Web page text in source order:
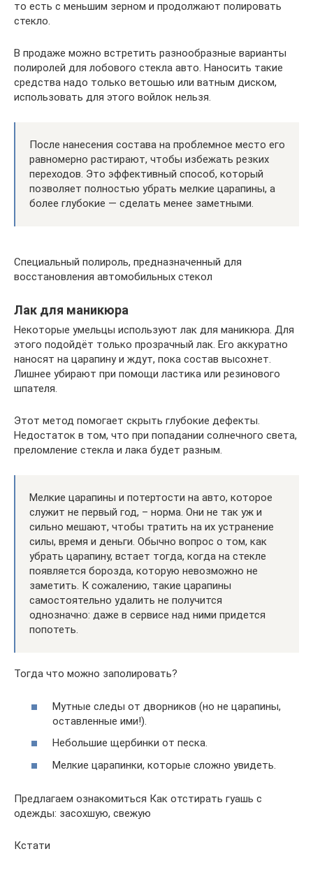
то есть с меньшим зерном и продолжают полировать
стекло.
В продаже можно встретить разнообразные варианты
полиролей для лобового стекла авто. Наносить такие
средства надо только ветошью или ватным диском,
использовать для этого войлок нельзя.
После нанесения состава на проблемное место его
равномерно растирают, чтобы избежать резких
переходов. Это эффективный способ, который
позволяет полностью убрать мелкие царапины, а
более глубокие — сделать менее заметными.
Специальный полироль, предназначенный для
восстановления автомобильных стекол
Лак для маникюра
Некоторые умельцы используют лак для маникюра. Для
этого подойдёт только прозрачный лак. Его аккуратно
наносят на царапину и ждут, пока состав высохнет.
Лишнее убирают при помощи ластика или резинового
шпателя.
Этот метод помогает скрыть глубокие дефекты.
Недостаток в том, что при попадании солнечного света,
преломление стекла и лака будет разным.
Мелкие царапины и потертости на авто, которое
служит не первый год, – норма. Они не так уж и
сильно мешают, чтобы тратить на их устранение
силы, время и деньги. Обычно вопрос о том, как
убрать царапину, встает тогда, когда на стекле
появляется борозда, которую невозможно не
заметить. К сожалению, такие царапины
самостоятельно удалить не получится
однозначно: даже в сервисе над ними придется
попотеть.
Тогда что можно заполировать?
Мутные следы от дворников (но не царапины,
оставленные ими!).
Небольшие щербинки от песка.
Мелкие царапинки, которые сложно увидеть.
Предлагаем ознакомиться Как отстирать гуашь с
одежды: засохшую, свежую
Кстати